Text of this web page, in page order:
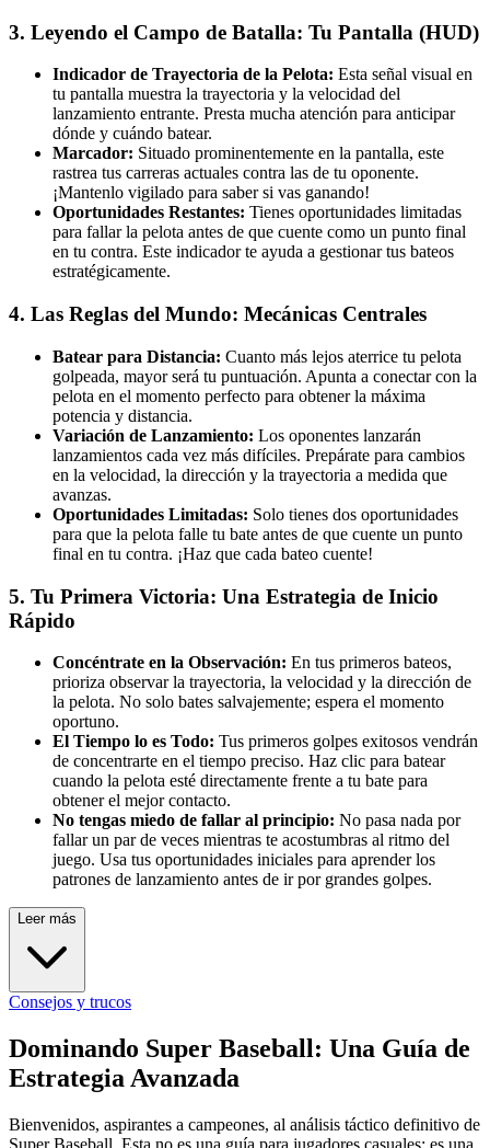
3. Leyendo el Campo de Batalla: Tu Pantalla (HUD)
Indicador de Trayectoria de la Pelota: Esta señal visual en
tu pantalla muestra la trayectoria y la velocidad del
lanzamiento entrante. Presta mucha atención para anticipar
dónde y cuándo batear.
Marcador: Situado prominentemente en la pantalla, este
rastrea tus carreras actuales contra las de tu oponente.
¡Mantenlo vigilado para saber si vas ganando!
Oportunidades Restantes: Tienes oportunidades limitadas
para fallar la pelota antes de que cuente como un punto final
en tu contra. Este indicador te ayuda a gestionar tus bateos
estratégicamente.
4. Las Reglas del Mundo: Mecánicas Centrales
Batear para Distancia: Cuanto más lejos aterrice tu pelota
golpeada, mayor será tu puntuación. Apunta a conectar con la
pelota en el momento perfecto para obtener la máxima
potencia y distancia.
Variación de Lanzamiento: Los oponentes lanzarán
lanzamientos cada vez más difíciles. Prepárate para cambios
en la velocidad, la dirección y la trayectoria a medida que
avanzas.
Oportunidades Limitadas: Solo tienes dos oportunidades
para que la pelota falle tu bate antes de que cuente un punto
final en tu contra. ¡Haz que cada bateo cuente!
5. Tu Primera Victoria: Una Estrategia de Inicio
Rápido
Concéntrate en la Observación: En tus primeros bateos,
prioriza observar la trayectoria, la velocidad y la dirección de
la pelota. No solo bates salvajemente; espera el momento
oportuno.
El Tiempo lo es Todo: Tus primeros golpes exitosos vendrán
de concentrarte en el tiempo preciso. Haz clic para batear
cuando la pelota esté directamente frente a tu bate para
obtener el mejor contacto.
No tengas miedo de fallar al principio: No pasa nada por
fallar un par de veces mientras te acostumbras al ritmo del
juego. Usa tus oportunidades iniciales para aprender los
patrones de lanzamiento antes de ir por grandes golpes.
Leer más
Consejos y trucos
Dominando Super Baseball: Una Guía de
Estrategia Avanzada
Bienvenidos, aspirantes a campeones, al análisis táctico definitivo de